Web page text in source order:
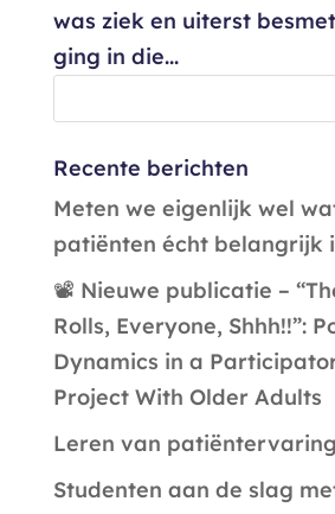
was ziek en uiterst
ging in die...
Recente berichten
Meten we eigenlijk wel
patiënten écht belangrijk
📽️ Nieuwe publicatie –
Rolls, Everyone, Shhh!!”:
Dynamics in a
Project With Older Adults
Leren van
Studenten aan de slag